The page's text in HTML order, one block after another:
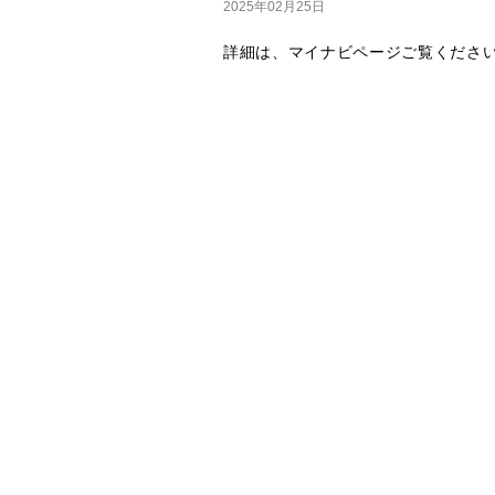
2025年02月25日
詳細は、マイナビページご覧ください